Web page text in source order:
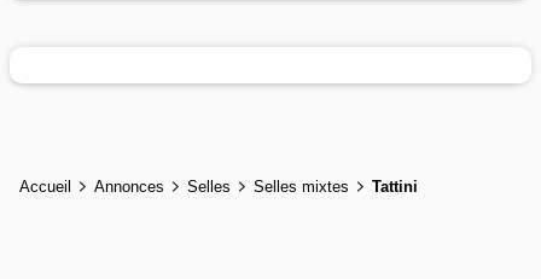
Accueil Annonces Selles Selles mixtes Tattini